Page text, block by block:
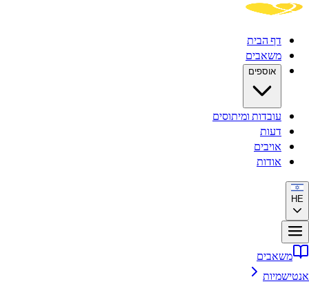
דף הבית
משאבים
אוספים
עובדות ומיתוסים
דעות
אויבים
אודות
HE
משאבים
אנטישמיות